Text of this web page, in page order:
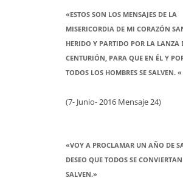
«ESTOS SON LOS MENSAJES DE LA
MISERICORDIA DE MI CORAZÓN
HERIDO Y PARTIDO POR LA LANZA
CENTURIÓN, PARA QUE EN ÉL Y
TODOS LOS HOMBRES SE SALVEN. «
(7- Junio- 2016 Mensaje 24)
«VOY A PROCLAMAR UN AÑO DE
DESEO QUE TODOS SE
SALVEN.»